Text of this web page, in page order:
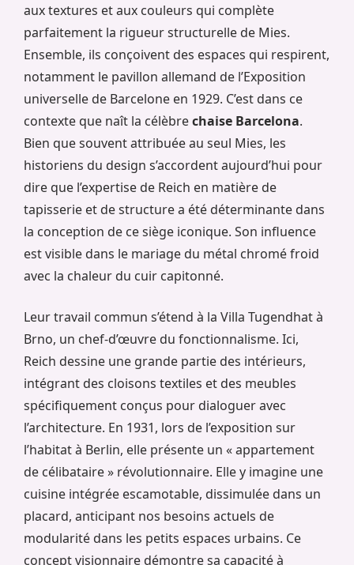
aux textures et aux couleurs qui complète
parfaitement la rigueur structurelle de Mies.
Ensemble, ils conçoivent des espaces qui respirent,
notamment le pavillon allemand de l’Exposition
universelle de Barcelone en 1929. C’est dans ce
contexte que naît la célèbrechaise Barcelona.
Bien que souvent attribuée au seul Mies, les
historiens du design s’accordent aujourd’hui pour
dire que l’expertise de Reich en matière de
tapisserie et de structure a été déterminante dans
la conception de ce siège iconique. Son influence
est visible dans le mariage du métal chromé froid
avec la chaleur du cuir capitonné.
Leur travail commun s’étend à la Villa Tugendhat à
Brno, un chef-d’œuvre du fonctionnalisme. Ici,
Reich dessine une grande partie des intérieurs,
intégrant des cloisons textiles et des meubles
spécifiquement conçus pour dialoguer avec
l’architecture. En 1931, lors de l’exposition sur
l’habitat à Berlin, elle présente un « appartement
de célibataire » révolutionnaire. Elle y imagine une
cuisine intégrée escamotable, dissimulée dans un
placard, anticipant nos besoins actuels de
modularité dans les petits espaces urbains. Ce
concept visionnaire démontre sa capacité à